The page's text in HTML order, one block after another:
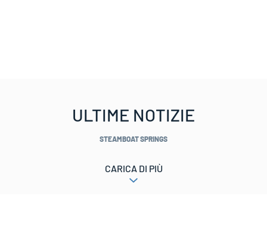
ULTIME NOTIZIE
STEAMBOAT SPRINGS
CARICA DI PIÙ